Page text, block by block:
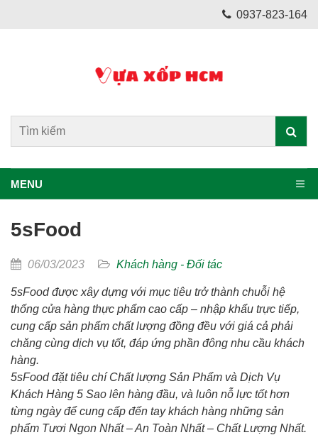
0937-823-164
MENU
5sFood
06/03/2023 Khách hàng - Đối tác
5sFood được xây dựng với mục tiêu trở thành chuỗi hệ
thống cửa hàng thực phẩm cao cấp – nhập khẩu trực tiếp,
cung cấp sản phẩm chất lượng đồng đều với giá cả phải
chăng cùng dịch vụ tốt, đáp ứng phần đông nhu cầu khách
hàng.
5sFood đặt tiêu chí Chất lượng Sản Phẩm và Dịch Vụ
Khách Hàng 5 Sao lên hàng đầu, và luôn nỗ lực tốt hơn
từng ngày để cung cấp đến tay khách hàng những sản
phẩm Tươi Ngon Nhất – An Toàn Nhất – Chất Lượng Nhất.